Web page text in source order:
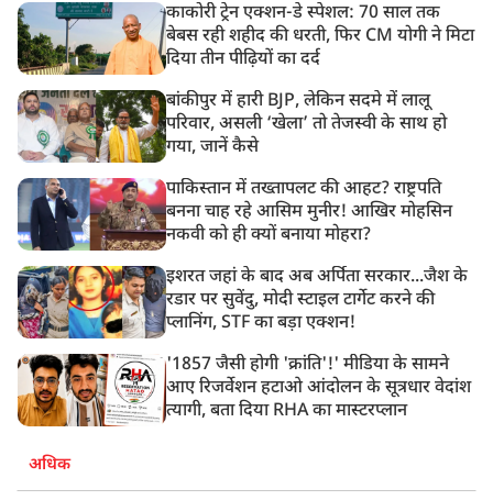
काकोरी ट्रेन एक्शन-डे स्पेशल: 70 साल तक
बेबस रही शहीद की धरती, फिर CM योगी ने मिटा
दिया तीन पीढ़ियों का दर्द
बांकीपुर में हारी BJP, लेकिन सदमे में लालू
परिवार, असली ‘खेला’ तो तेजस्वी के साथ हो
गया, जानें कैसे
पाकिस्तान में तख्तापलट की आहट? राष्ट्रपति
बनना चाह रहे आसिम मुनीर! आखिर मोहसिन
नकवी को ही क्यों बनाया मोहरा?
इशरत जहां के बाद अब अर्पिता सरकार...जैश के
रडार पर सुवेंदु, मोदी स्टाइल टार्गेट करने की
प्लानिंग, STF का बड़ा एक्शन!
'1857 जैसी होगी 'क्रांति'!' मीडिया के सामने
आए रिजर्वेशन हटाओ आंदोलन के सूत्रधार वेदांश
त्यागी, बता दिया RHA का मास्टरप्लान
अधिक